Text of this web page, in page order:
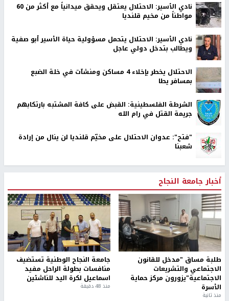
نادي الأسير: الاحتلال يعتقل ويحقق ميدانياً مع أكثر من 60
مواطناً من مخيم قلنديا
نادي الأسير: الاحتلال يتحمل مسؤولية حياة الأسير أبو صفية
ويطالب بتدخل دولي عاجل
الاحتلال يخطر بإخلاء 4 مساكن ومنشآت في خلة الضبع
بمسافر يطا
الشرطة الفلسطينية: القبض على كافة المشتبه بارتكابهم
جريمة القتل في رام الله
"فتح": عدوان الاحتلال على مخيّم قلنديا لن ينال من إرادة
شعبنا
أخبار جامعة النجاح
طلبة مساق "مدخل للقانون
الاجتماعي والتشريعات
الاجتماعية"يزورون مركز حماية
الأسرة
منذ ثانية
جامعة النجاح الوطنية تستضيف
منافسات بطولة الراحل مفيد
اسماعيل لكرة اليد للناشئين
منذ 48 دقيقة